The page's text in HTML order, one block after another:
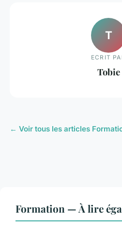
T
ECRIT
Tobie
← Voir tous les articles
Formation — À lire